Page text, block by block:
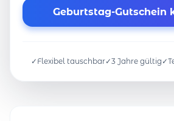
Geburtstag-Gutschein
✓ Flexibel tauschbar✓3 Jahre gültig ✓